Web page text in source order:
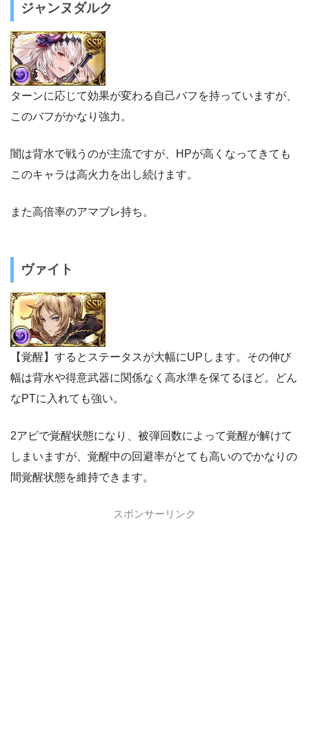
ジャンヌダルク
ターンに応じて効果が変わる自己バフを持っていますが、
このバフがかなり強力。
闇は背水で戦うのが主流ですが、HPが高くなってきても
このキャラは高火力を出し続けます。
また高倍率のアマブレ持ち。
ヴァイト
【覚醒】するとステータスが大幅にUPします。その伸び
幅は背水や得意武器に関係なく高水準を保てるほど。どん
なPTに入れても強い。
2アビで覚醒状態になり、被弾回数によって覚醒が解けて
しまいますが、覚醒中の回避率がとても高いのでかなりの
間覚醒状態を維持できます。
スポンサーリンク